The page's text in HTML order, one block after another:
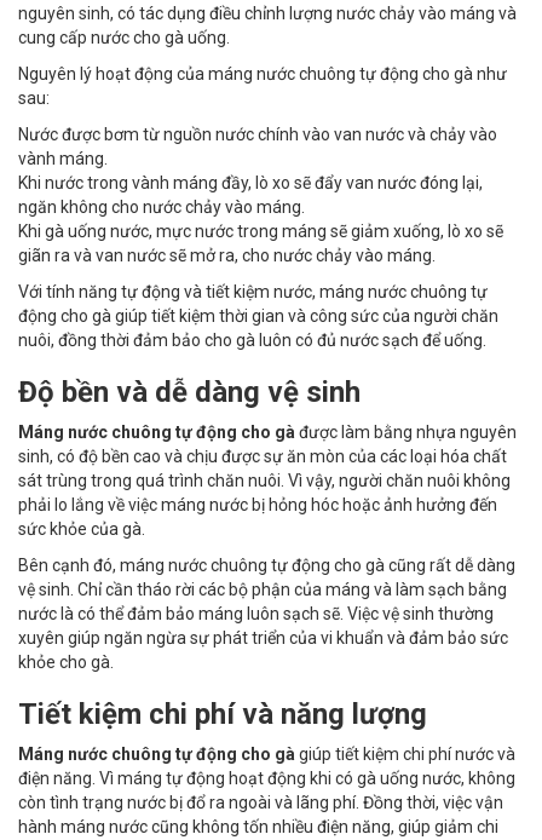
nguyên sinh, có tác dụng điều chỉnh lượng nước chảy vào máng và
cung cấp nước cho gà uống.
Nguyên lý hoạt động của máng nước chuông tự động cho gà như
sau:
Nước được bơm từ nguồn nước chính vào van nước và chảy vào
vành máng.
Khi nước trong vành máng đầy, lò xo sẽ đẩy van nước đóng lại,
ngăn không cho nước chảy vào máng.
Khi gà uống nước, mực nước trong máng sẽ giảm xuống, lò xo sẽ
giãn ra và van nước sẽ mở ra, cho nước chảy vào máng.
Với tính năng tự động và tiết kiệm nước, máng nước chuông tự
động cho gà giúp tiết kiệm thời gian và công sức của người chăn
nuôi, đồng thời đảm bảo cho gà luôn có đủ nước sạch để uống.
Độ bền và dễ dàng vệ sinh
Máng nước chuông tự động cho gà được làm bằng nhựa nguyên
sinh, có độ bền cao và chịu được sự ăn mòn của các loại hóa chất
sát trùng trong quá trình chăn nuôi. Vì vậy, người chăn nuôi không
phải lo lắng về việc máng nước bị hỏng hóc hoặc ảnh hưởng đến
sức khỏe của gà.
Bên cạnh đó, máng nước chuông tự động cho gà cũng rất dễ dàng
vệ sinh. Chỉ cần tháo rời các bộ phận của máng và làm sạch bằng
nước là có thể đảm bảo máng luôn sạch sẽ. Việc vệ sinh thường
xuyên giúp ngăn ngừa sự phát triển của vi khuẩn và đảm bảo sức
khỏe cho gà.
Tiết kiệm chi phí và năng lượng
Máng nước chuông tự động cho gà giúp tiết kiệm chi phí nước và
điện năng. Vì máng tự động hoạt động khi có gà uống nước, không
còn tình trạng nước bị đổ ra ngoài và lãng phí. Đồng thời, việc vận
hành máng nước cũng không tốn nhiều điện năng, giúp giảm chi